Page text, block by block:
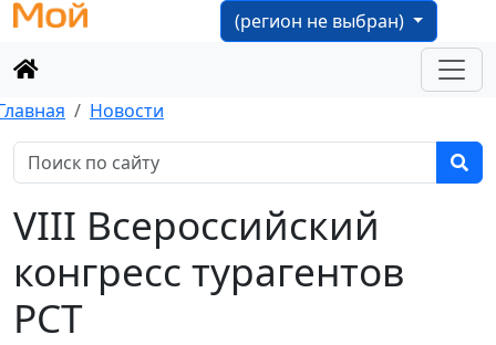
(регион не выбран)
Новости
VIII Всероссийский
конгресс турагентов
РСТ